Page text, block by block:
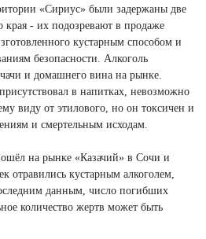
«Сириус» были задержаны две
края - их подозревают в продаже
кустарным способом и
безопасности. Алкоголь
и домашнего вина на рынке.
в напитках, невозможно
виду от этилового, но он токсичен и
и смертельным исходам.
на рынке «Казачий» в Сочи и
отравились кустарным алкоголем,
данным, число погибших
количество жертв может быть